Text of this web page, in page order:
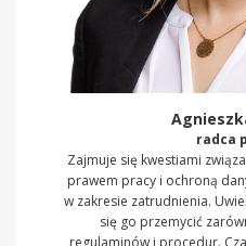
radca
Zajmuje się kwestiami
prawem pracy i ochroną
w zakresie zatrudnienia.
się go przemycić
regulaminów i procedur.